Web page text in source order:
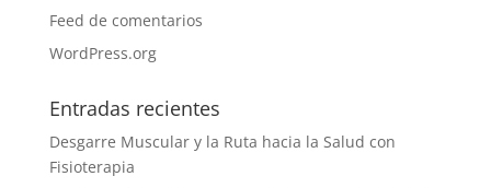
Feed de comentarios
WordPress.org
Entradas recientes
Desgarre Muscular y la Ruta hacia la Salud con
Fisioterapia